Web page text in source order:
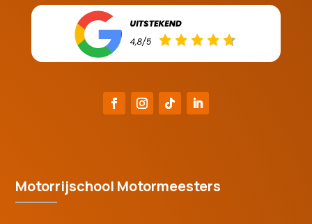
Motorrijschool Motormeesters